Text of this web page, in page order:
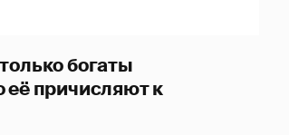
богаты
причисляют к